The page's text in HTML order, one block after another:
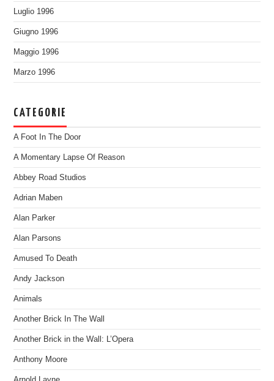
Luglio 1996
Giugno 1996
Maggio 1996
Marzo 1996
CATEGORIE
A Foot In The Door
A Momentary Lapse Of Reason
Abbey Road Studios
Adrian Maben
Alan Parker
Alan Parsons
Amused To Death
Andy Jackson
Animals
Another Brick In The Wall
Another Brick in the Wall: L’Opera
Anthony Moore